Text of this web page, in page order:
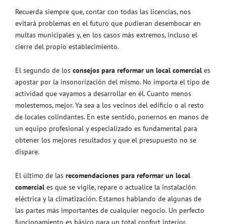
Recuerda siempre que, contar con todas las licencias, nos
evitará problemas en el futuro que pudieran desembocar en
multas municipales y, en los casos más extremos, incluso el
cierre del propio establecimiento.
El segundo de los consejos para reformar un local comercial es
apostar por la insonorización del mismo. No importa el tipo de
actividad que vayamos a desarrollar en él. Cuanto menos
molestemos, mejor. Ya sea a los vecinos del edificio o al resto
de locales colindantes. En este sentido, ponernos en manos de
un equipo profesional y especializado es fundamental para
obtener los mejores resultados y que el presupuesto no se
dispare.
El último de las recomendaciones para reformar un local
comercial es que se vigile, repare o actualice la instalación
eléctrica y la climatización. Estamos hablando de algunas de
las partes más importantes de cualquier negocio. Un perfecto
funcionamiento es básico para un total confort interior.